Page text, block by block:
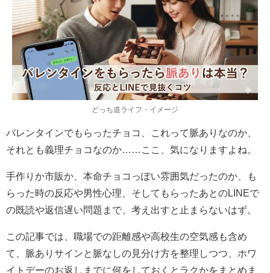
どっち道ライフ・イメージ
バレンタインでもらったチョコ、これって脈ありなのか、
それとも義理チョコなのか……ここ、気になりますよね。
手作りか市販か、本命チョコっぽい雰囲気だったのか、も
らった時の反応や男性心理、そしてもらったあとのLINEで
の既読や返信遅い問題まで、考え出すと止まらないはず。
この記事では、職場での距離感や高校生の空気感も含め
て、脈ありサインと脈なしの見分け方を整理しつつ、ホワ
イトデーのお返しまでに何をしておくとラクかをまとめま